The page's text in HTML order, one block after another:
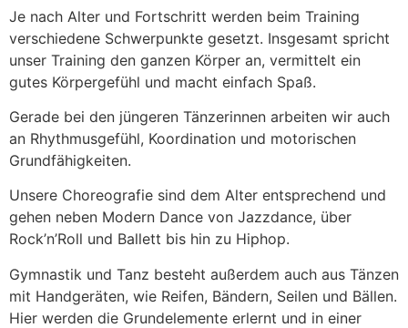
Je nach Alter und Fortschritt werden beim Training
verschiedene Schwerpunkte gesetzt. Insgesamt spricht
unser Training den ganzen Körper an, vermittelt ein
gutes Körpergefühl und macht einfach Spaß.
Gerade bei den jüngeren Tänzerinnen arbeiten wir auch
an Rhythmusgefühl, Koordination und motorischen
Grundfähigkeiten.
Unsere Choreografie sind dem Alter entsprechend und
gehen neben Modern Dance von Jazzdance, über
Rock’n’Roll und Ballett bis hin zu Hiphop.
Gymnastik und Tanz besteht außerdem auch aus Tänzen
mit Handgeräten, wie Reifen, Bändern, Seilen und Bällen.
Hier werden die Grundelemente erlernt und in einer